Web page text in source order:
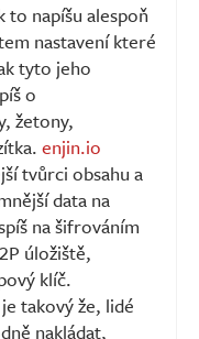
to napíšu alespoň
nastavení které
tyto jeho
o
žetony,
enjin.io
tvůrci obsahu a
data na
na šifrováním
úložiště,
klíč.
takový že, lidé
nakládat,